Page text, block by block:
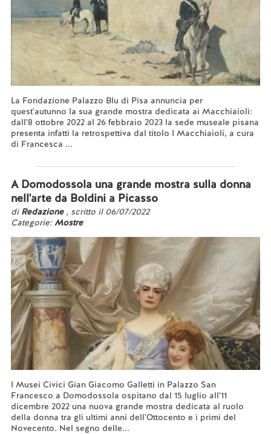
La Fondazione Palazzo Blu di Pisa annuncia per
quest'autunno la sua grande mostra dedicata ai Macchiaioli:
dall'8 ottobre 2022 al 26 febbraio 2023 la sede museale pisana
presenta infatti la retrospettiva dal titolo I Macchiaioli, a cura
di Francesca ...
A Domodossola una grande mostra sulla donna
nell'arte da Boldini a Picasso
di Redazione , scritto il 06/07/2022
Categorie:Mostre
I Musei Civici Gian Giacomo Galletti in Palazzo San
Francesco a Domodossola ospitano dal 15 luglio all'11
dicembre 2022 una nuova grande mostra dedicata al ruolo
della donna tra gli ultimi anni dell'Ottocento e i primi del
Novecento. Nel segno delle...